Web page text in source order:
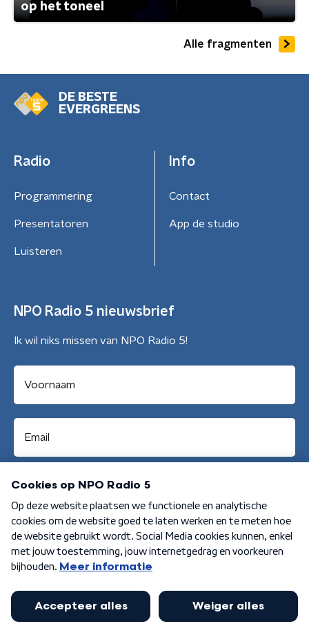
op het toneel
Alle fragmenten
DE BESTE
EVERGREENS
Radio
Programmering
Presentatoren
Luisteren
Info
Contact
App de studio
NPO Radio 5 nieuwsbrief
Ik wil niks missen van NPO Radio 5!
Aanmelden
Algemene voorwaarden